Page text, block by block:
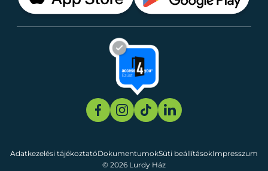
© 2026 Lurdy Ház
Adatkezelési tájékoztatóDokumentumokSüti beállításokImpresszum